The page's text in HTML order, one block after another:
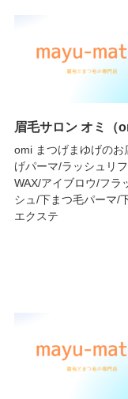
眉毛サロン オミ（
omi まつげまゆげの
げパーマ/ラッシュリ
WAX/アイブロウ/フラ
シュ/下まつ毛パーマ/
エクステ